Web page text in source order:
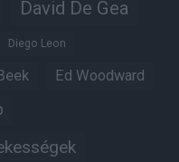
David De Gea
Diego Leon
Ed Woodward